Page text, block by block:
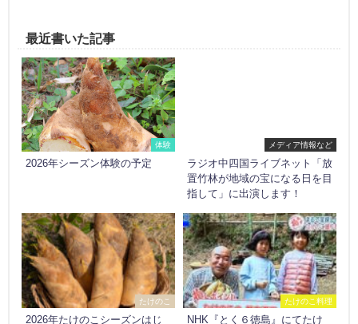
最近書いた記事
体験
2026年シーズン体験の予定
メディア情報など
ラジオ中四国ライブネット「放
置竹林が地域の宝になる日を目
指して」に出演します！
たけのこ
2026年たけのこシーズンはじ
たけのこ料理
NHK『とく６徳島』にてたけ